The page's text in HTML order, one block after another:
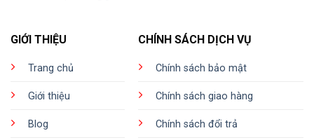
GIỚI THIỆU
Trang chủ
Giới thiệu
Blog
CHÍNH SÁCH DỊCH VỤ
Chính sách bảo mật
Chính sách giao hàng
Chính sách đổi trả